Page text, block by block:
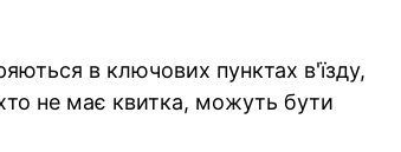
в ключових пунктах в'їзду,
не має квитка, можуть бути